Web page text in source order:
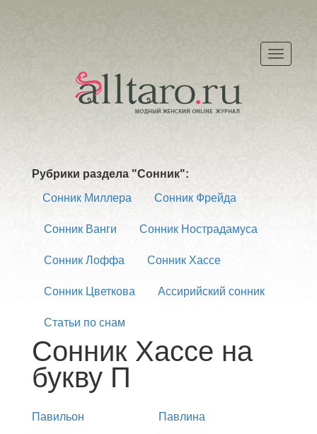
Меню
Рубрики раздела "Сонник":
Сонник Миллера
Сонник Фрейда
Сонник Ванги Сонник Нострадамуса
Сонник Лоффа Сонник Хассе
Сонник Цветкова Ассирийский сонник
Статьи по снам
Сонник Хассе на
букву П
Павильон
Павлина